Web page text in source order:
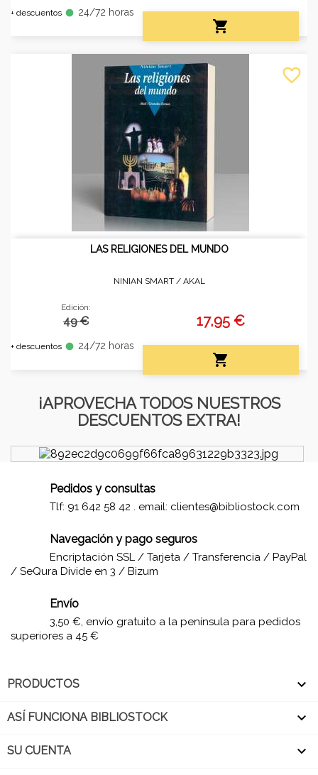
+ descuentos fiber_manual_record 24/72 horas

LAS RELIGIONES DEL MUNDO
NINIAN SMART / AKAL
Edición:
49 €
+ descuentos fiber_manual_record 24/72 horas
17,95 €

favorite_border
¡APROVECHA TODOS NUESTROS
DESCUENTOS EXTRA!
Pedidos y consultas
Tlf: 91 642 58 42 . email: clientes@bibliostock.com
Navegación y pago seguros
Encriptación SSL / Tarjeta / Transferencia / PayPal
/ SeQura Divide en 3 / Bizum
Envío
3,50 €, envío gratuito a la península para pedidos
superiores a 45 €
PRODUCTOS 
ASÍ FUNCIONA BIBLIOSTOCK 
SU CUENTA 